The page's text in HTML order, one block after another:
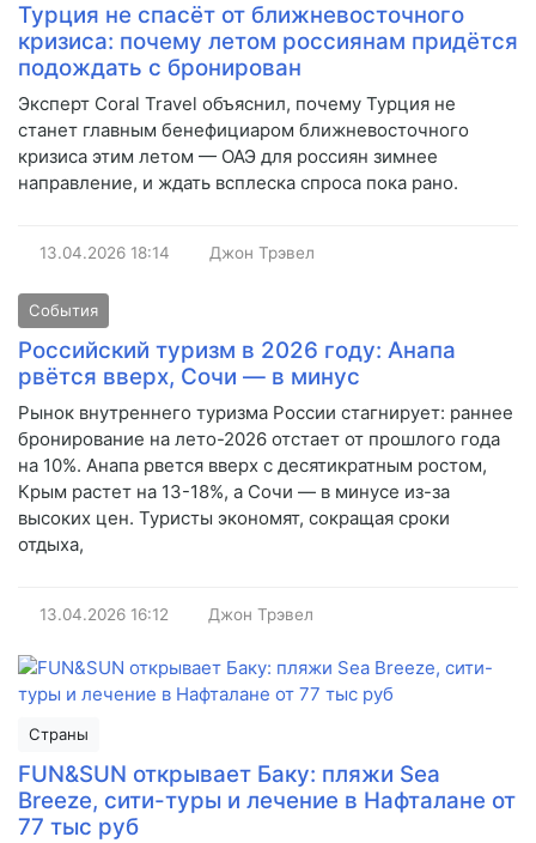
Турция не спасёт от ближневосточного
кризиса: почему летом россиянам придётся
подождать с бронирован
Эксперт Coral Travel объяснил, почему Турция не
станет главным бенефициаром ближневосточного
кризиса этим летом — ОАЭ для россиян зимнее
направление, и ждать всплеска спроса пока рано.
13.04.2026 18:14 Джон Трэвел
События
Российский туризм в 2026 году: Анапа
рвётся вверх, Сочи — в минус
Рынок внутреннего туризма России стагнирует: раннее
бронирование на лето-2026 отстает от прошлого года
на 10%. Анапа рвется вверх с десятикратным ростом,
Крым растет на 13-18%, а Сочи — в минусе из-за
высоких цен. Туристы экономят, сокращая сроки
отдыха,
13.04.2026 16:12 Джон Трэвел
Страны
FUN&SUN открывает Баку: пляжи Sea
Breeze, сити-туры и лечение в Нафталане от
77 тыс руб